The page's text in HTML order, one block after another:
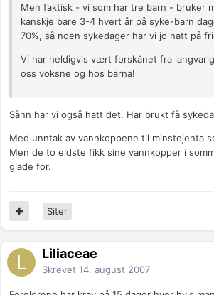
Men faktisk - vi som har tre barn - bruker
kanskje bare 3-4 hvert år på syke-barn
70%, så noen sykedager har vi jo hatt på
Vi har heldigvis vært forskånet fra
oss voksne og hos barna!
Sånn har vi også hatt det. Har brukt få
Med unntak av vannkoppene til minstejenta
Men de to eldste fikk sine vannkopper i
glade for.
Siter
Liliaceae
Skrevet 14. august 2007